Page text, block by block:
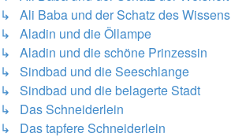
↳ Ali Baba und der Schatz des Wissens
↳ Aladin und die Öllampe
↳ Aladin und die schöne Prinzessin
↳ Sindbad und die Seeschlange
↳ Sindbad und die belagerte Stadt
↳ Das Schneiderlein
↳ Das tapfere Schneiderlein